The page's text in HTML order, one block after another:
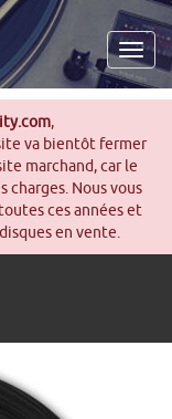
,
va bientôt fermer
marchand, car le
charges. Nous vous
ces années et
en vente.